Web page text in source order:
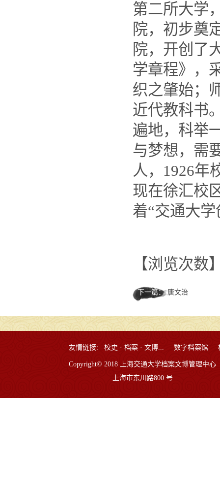
第二所大学
院，初步奠
院，开创了
学章程》，
织之肇始；
近代教科书
遍地，科举
与梦想，需
人，1926年
现在徐汇校
着“交通大
【浏览次数
下一篇： 唐文治
友情链接: 校史 · 档案 · 文博... 数字档案馆
Copyright© 2018 上海交通大学档案文博管理中心
上海市东川路800 号